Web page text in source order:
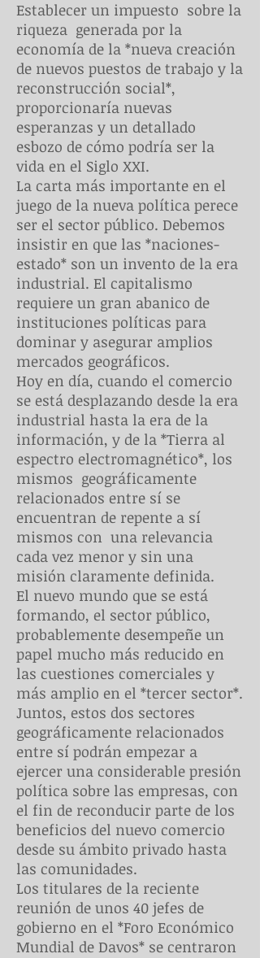
Establecer un impuesto sobre la
riqueza generada por la
economía de la *nueva creación
de nuevos puestos de trabajo y la
reconstrucción social*,
proporcionaría nuevas
esperanzas y un detallado
esbozo de cómo podría ser la
vida en el Siglo XXI.
La carta más importante en el
juego de la nueva política perece
ser el sector público. Debemos
insistir en que las *naciones-
estado* son un invento de la era
industrial. El capitalismo
requiere un gran abanico de
instituciones políticas para
dominar y asegurar amplios
mercados geográficos.
Hoy en día, cuando el comercio
se está desplazando desde la era
industrial hasta la era de la
información, y de la *Tierra al
espectro electromagnético*, los
mismos geográficamente
relacionados entre sí se
encuentran de repente a sí
mismos con una relevancia
cada vez menor y sin una
misión claramente definida.
El nuevo mundo que se está
formando, el sector público,
probablemente desempeñe un
papel mucho más reducido en
las cuestiones comerciales y
más amplio en el *tercer sector*.
Juntos, estos dos sectores
geográficamente relacionados
entre sí podrán empezar a
ejercer una considerable presión
política sobre las empresas, con
el fin de reconducir parte de los
beneficios del nuevo comercio
desde su ámbito privado hasta
las comunidades.
Los titulares de la reciente
reunión de unos 40 jefes de
gobierno en el *Foro Económico
Mundial de Davos* se centraron